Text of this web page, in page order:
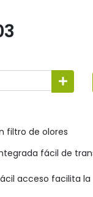
filtro de olores
fácil de
acceso facilita